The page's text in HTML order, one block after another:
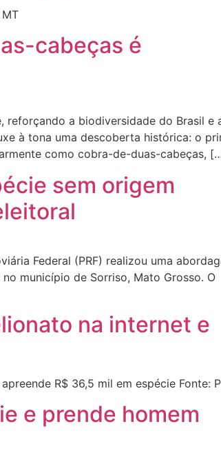
cabeças é
reforçando a biodiversidade do Brasil e
à tona uma descoberta histórica: o
como cobra-de-duas-cabeças,
sem origem
Federal (PRF) realizou uma
município de Sorriso, Mato Grosso. O
na internet e
R$ 36,5 mil em espécie Fonte:
e prende homem